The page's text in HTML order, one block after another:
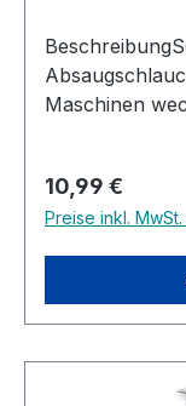
Maschinen wechseln!
der separat
Schlauchkupplung Reduzierung
mm Hinweis: Um diesen Maschinenanschluss
optimal
Regulärer
10,99 €
Preise inkl.